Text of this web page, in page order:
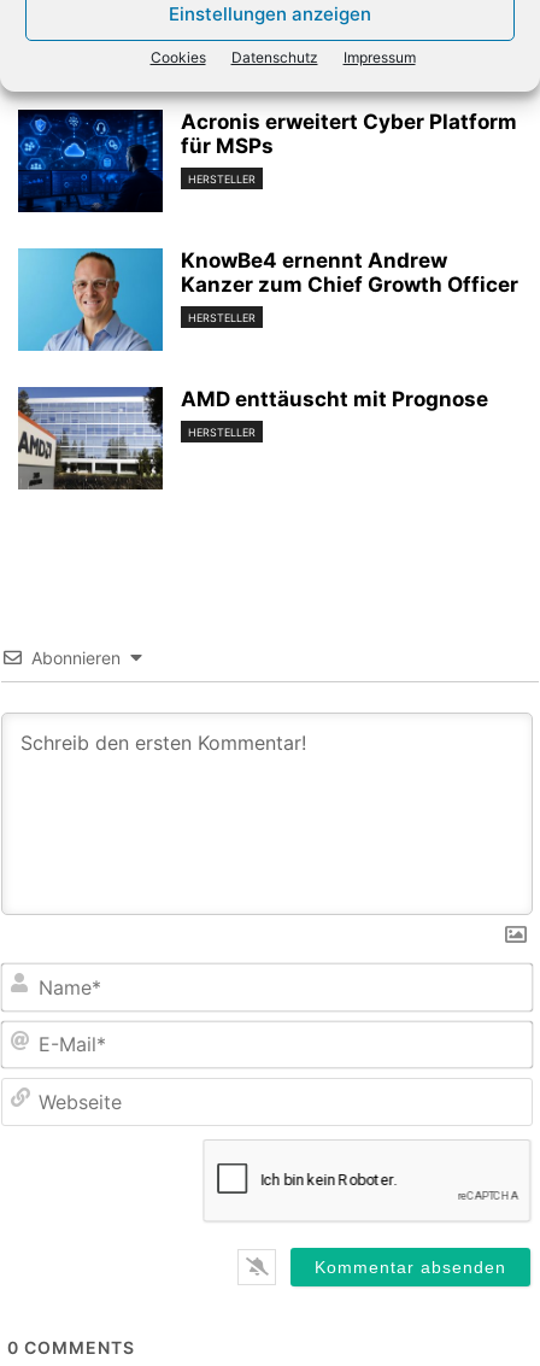
Einstellungen anzeigen
Cookies Datenschutz Impressum
Verwandte Artikel
Acronis erweitert Cyber Platform
für MSPs
HERSTELLER
KnowBe4 ernennt Andrew
Kanzer zum Chief Growth Officer
HERSTELLER
AMD enttäuscht mit Prognose
HERSTELLER
Abonnieren
0 COMMENTS